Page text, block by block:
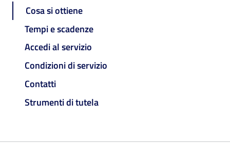
Cosa si ottiene
Tempi e scadenze
Accedi al servizio
Condizioni di servizio
Contatti
Strumenti di tutela